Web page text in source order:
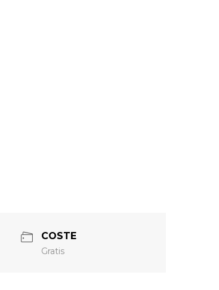
COSTE
Gratis